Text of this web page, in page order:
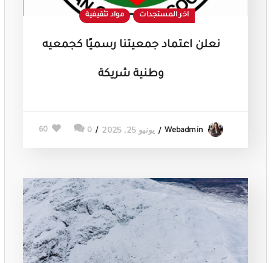
اخر المستجدات مواد تثقيفية
نعلن اعتماد جمعيتنا رسميًا كجمعيه
وطنية شريكة
Webadmin يونيو 25, 2025 0
60